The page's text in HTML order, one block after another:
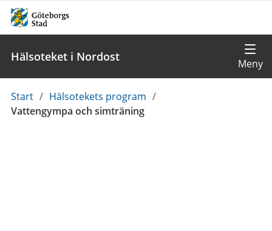
Hälsoteket i Nordost
Du
är
Start / Hälsotekets program /
Vattengympa och simträning